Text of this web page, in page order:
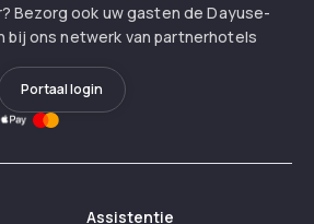
Bezorg ook uw gasten de Dayuse-
bij ons netwerk van partnerhotels
Portaal login
Assistentie